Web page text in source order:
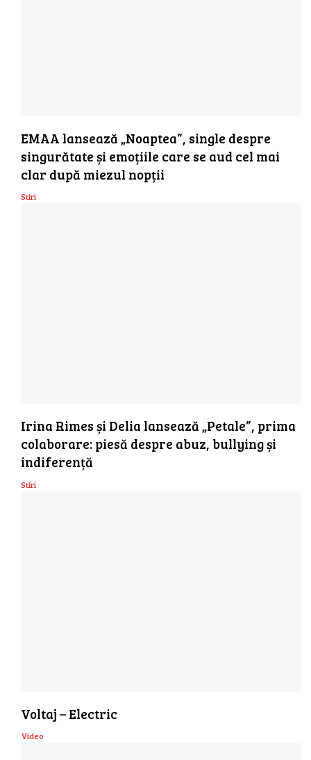
EMAA lansează „Noaptea”, single despre
singurătate și emoțiile care se aud cel mai
clar după miezul nopții
Stiri
Irina Rimes și Delia lansează „Petale”, prima
colaborare: piesă despre abuz, bullying și
indiferență
Stiri
Voltaj – Electric
Video